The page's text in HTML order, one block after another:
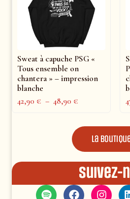
Sweat à capuche PSG «
Tous ensemble on
chantera » – impression
blanche
42,90€ – 48,90€
La
Suivez-